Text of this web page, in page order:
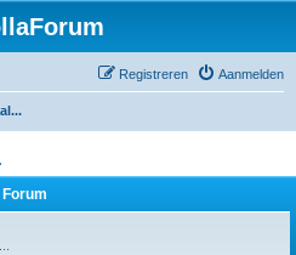
Aanmelden
Registreren
Forum